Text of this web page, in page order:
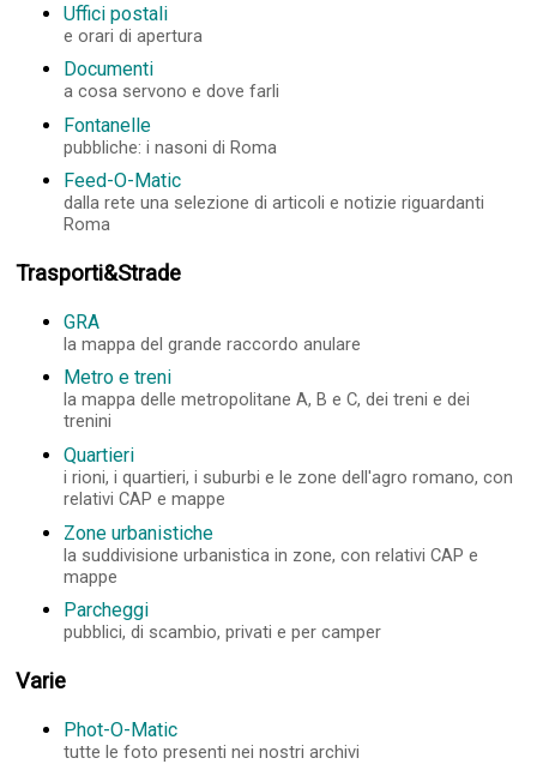
Uffici postali
e orari di apertura
Documenti
a cosa servono e dove farli
Fontanelle
pubbliche: i nasoni di Roma
Feed-O-Matic
dalla rete una selezione di articoli e notizie riguardanti
Roma
Trasporti&Strade
GRA
la mappa del grande raccordo anulare
Metro e treni
la mappa delle metropolitane A, B e C, dei treni e dei
trenini
Quartieri
i rioni, i quartieri, i suburbi e le zone dell'agro romano, con
relativi CAP e mappe
Zone urbanistiche
la suddivisione urbanistica in zone, con relativi CAP e
mappe
Parcheggi
pubblici, di scambio, privati e per camper
Varie
Phot-O-Matic
tutte le foto presenti nei nostri archivi